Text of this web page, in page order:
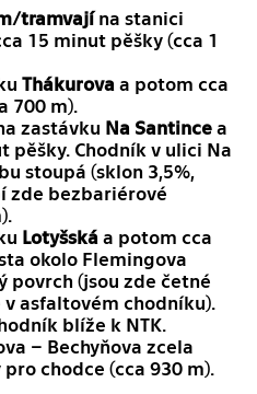
tramvajína stanici
15 minut pěšky (cca 1
Thákurova a potom cca
700 m).
zastávku Na Santince a
pěšky. Chodník v ulici Na
stoupá (sklon 3,5%,
zde bezbariérové
Lotyšská a potom cca
okolo Flemingova
povrch (jsou zde četné
asfaltovém chodníku).
blíže k NTK.
– Bechyňova zcela
chodce (cca 930 m).